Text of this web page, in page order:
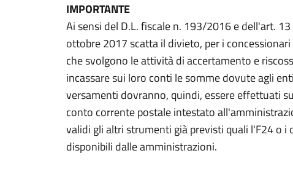
IMPORTANTE
Ai sensi del D.L. fiscale n. 193/2016 e dell'art.
ottobre 2017 scatta il divieto, per i
che svolgono le attività di accertamento e
incassare sui loro conti le somme dovute agli
versamenti dovranno, quindi, essere effettuati
conto corrente postale intestato
validi gli altri strumenti già previsti quali l'F24 o i
disponibili dalle amministrazioni.